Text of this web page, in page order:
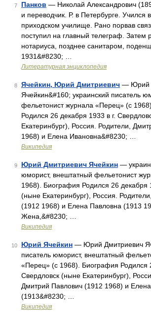
7 Панков — Николай Александрович
и переводчик. Р. в Петербурге. Учился
приходском училище. Рано порвав
поступил на главный телеграф. Затем
нотариуса, позднее санитаром,
1931&#8230; …
Литературная энциклопедия
8 Ячейкин, Юрий Дмитриевич — Юрий
Ячейкин&#160; украинский писатель
фельетонист журнала «Перец» (с
Родился 26 декабря 1933 в г.
Екатеринбург), Россия. Родители,
1968) и Елена Ивановна&#8230; …
Википедия
9 Юрий Дмитриевич Ячейкин —
юморист, внештатный фельетонист
1968). Биография Родился 26 декабря
(ныне Екатеринбург), Россия.
(1912 1968) и Елена Павловна (1913
Жена,&#8230; …
Википедия
10 Юрий Ячейкин — Юрий Дмитриевич
писатель юморист, внештатный
«Перец» (с 1968). Биография Родился
Свердловск (ныне Екатеринбург),
Дмитрий Павлович (1912 1968) и
(1913&#8230; …
Википедия